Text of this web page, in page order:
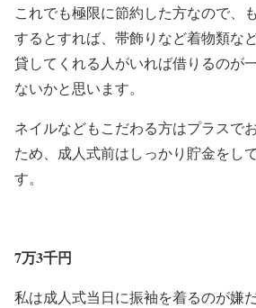
これでも極限に節約した方なので、
するとすれば、帯飾りなど着物類な
貸してくれる人がいれば借りるのが
ないかと思います。
ネイルなどもこだわる方はプラスで
ため、成人式前はしっかり貯金をし
す。
7万3千円
私は成人式当日に振袖を着るのが嫌